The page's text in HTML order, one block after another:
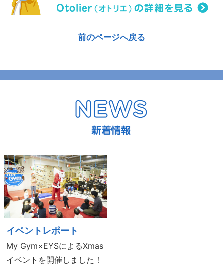
前のページへ戻る
イベントレポート
My Gym×EYSによるXmas
イベントを開催しました！